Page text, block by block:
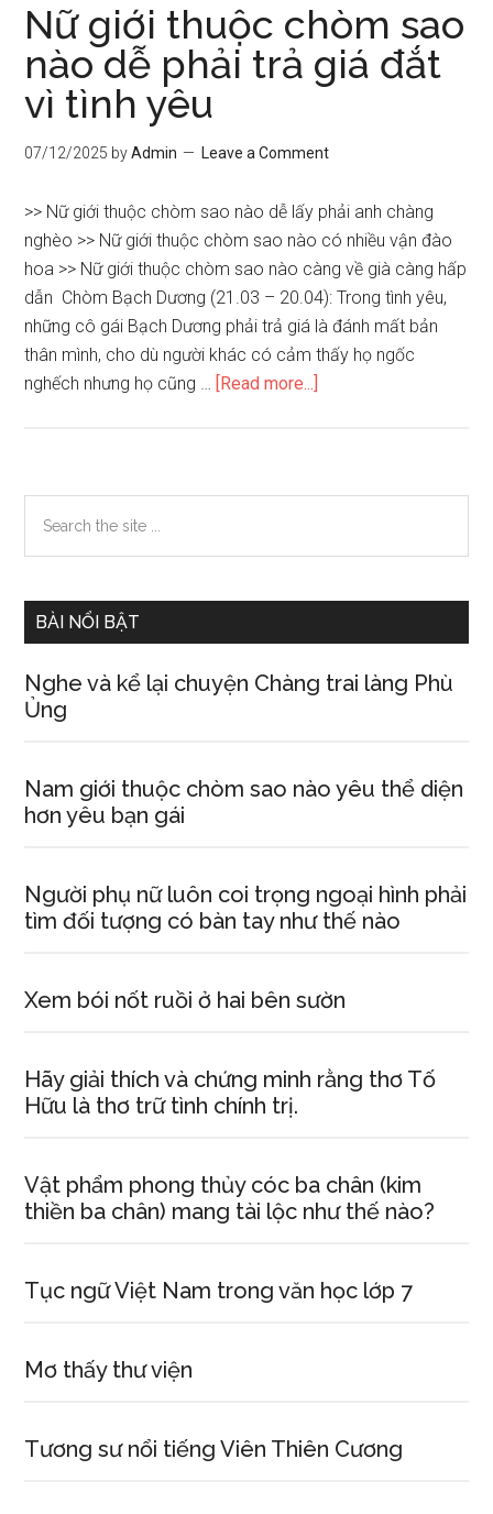
Nữ giới thuộc chòm sao
nào dễ phải trả giá đắt
vì tình yêu
07/12/2025 byAdmin Leave a Comment
>> Nữ giới thuộc chòm sao nào dễ lấy phải anh chàng
nghèo >> Nữ giới thuộc chòm sao nào có nhiều vận đào
hoa >> Nữ giới thuộc chòm sao nào càng về già càng hấp
dẫn Chòm Bạch Dương (21.03 – 20.04): Trong tình yêu,
những cô gái Bạch Dương phải trả giá là đánh mất bản
thân mình, cho dù người khác có cảm thấy họ ngốc
nghếch nhưng họ cũng … [Read more...]
chòm
nào
trả
đắt
yêu
Primary
Sidebar
the
BÀI NỔI BẬT
Nghe và kể lại chuyện Chàng trai làng Phù
Ủng
Nam giới thuộc chòm sao nào yêu thể diện
hơn yêu bạn gái
Người phụ nữ luôn coi trọng ngoại hình phải
tìm đối tượng có bàn tay như thế nào
Xem bói nốt ruồi ở hai bên sườn
Hãy giải thích và chứng minh rằng thơ Tố
Hữu là thơ trữ tình chính trị.
Vật phẩm phong thủy cóc ba chân (kim
thiền ba chân) mang tài lộc như thế nào?
Tục ngữ Việt Nam trong văn học lớp 7
Mơ thấy thư viện
Tương sư nổi tiếng Viên Thiên Cương